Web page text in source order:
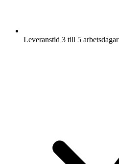
Leveranstid 3 till 5 arbetsdagar